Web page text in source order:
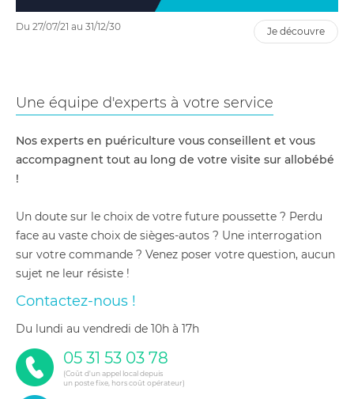
Du 27/07/21 au 31/12/30 je découvre
Une équipe d'experts à votre service
Nos experts en puériculture vous conseillent et vous
accompagnent tout au long de votre visite sur allobébé
!
Un doute sur le choix de votre future poussette ? Perdu
face au vaste choix de sièges-autos ? Une interrogation
sur votre commande ? Venez poser votre question, aucun
sujet ne leur résiste !
Contactez-nous !
du lundi au vendredi de 10h à 17h
05 31 53 03 78
(Coût d'un appel local depuis
un poste fixe, hors coût opérateur)